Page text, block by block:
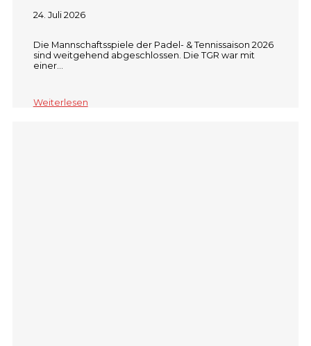
24. Juli 2026
Die Mannschaftsspiele der Padel- & Tennissaison 2026
sind weitgehend abgeschlossen. Die TGR war mit
einer…
Weiterlesen